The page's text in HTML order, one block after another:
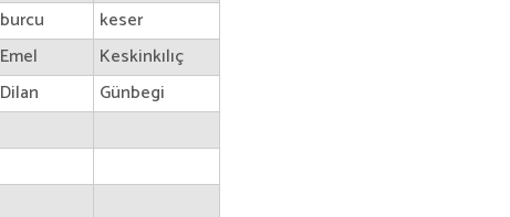
burcu
keser
Emel
Keskinkılıç
Dilan
Günbegi